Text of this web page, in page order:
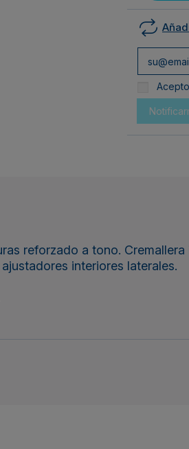
reforzado a tono.
interiores laterales.